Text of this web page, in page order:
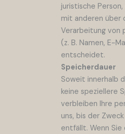
juristische
mit anderen über
Verarbeitung von
(z. B. Namen, E-
entscheidet.
Speicherdauer
Soweit innerhalb
keine speziellere
verbleiben Ihre
uns, bis der
entfällt. Wenn